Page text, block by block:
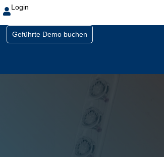
Login
Geführte Demo buchen